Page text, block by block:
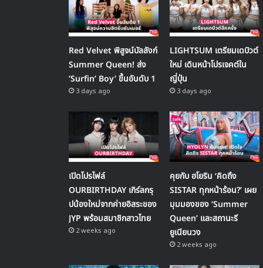
Red Velvet พิสูจน์บัลลังก์
Summer Queen! ส่ง
‘Surfin’ Boy’ ขึ้นอันดับ 1
3 days ago
LIGHTSUM เตรียมเดบิวต์
ใหม่ เดินหน้าโปรเจคต์ใน
ญี่ปุ่น
3 days ago
เปิดโปรไฟล์
OURBIRTHDAY เกิร์ลกรุ
ปน้องใหม่จากค่ายอิสระของ
JYP พร้อมสมาชิกสาวไทย
2 weeks ago
คุยกับ ฮโยริน ‘คิดถึง
SISTAR ทุกหน้าร้อน?’ เผย
มุมมองของ ‘Summer
Queen’ และสถานะรี
ยูเนียนวง
2 weeks ago